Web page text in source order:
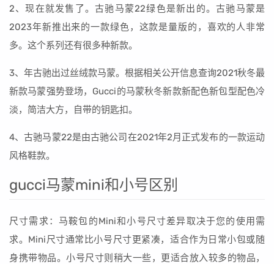
2、现在就发售了。古驰马蒙22绿色是新出的。古驰马蒙是
2023年新推出来的一款绿色，这款是量版的，喜欢的人非常
多。这个系列还有很多种新款。
3、年古驰出过丝绒款马蒙。根据相关公开信息查询2021秋冬最
新款马蒙强势登场，Gucci的马蒙秋冬新款新配色新包型配色冷
淡，简洁大方，自带的钥匙扣。
4、古驰马蒙22是由古驰公司在2021年2月正式发布的一款运动
风格鞋款。
gucci马蒙mini和小号区别
尺寸需求：马鞍包的Mini和小号尺寸差异取决于您的使用需
求。Mini尺寸通常比小号尺寸更紧凑，适合作为日常小包或随
身携带物品。小号尺寸则稍大一些，更适合放入较多的物品，